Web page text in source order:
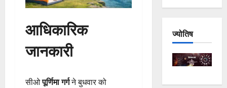
आधिकारिक
जानकारी
सीओपूर्णिमा गर्गने बुधवार को
ज्योतिष